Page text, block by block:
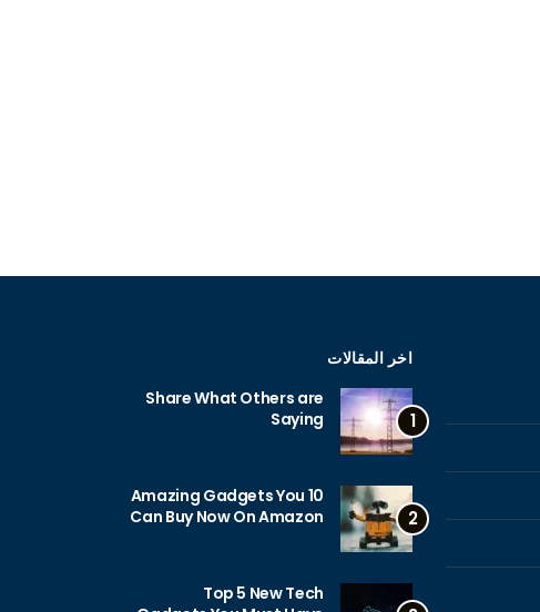
اخر المقالات
1
Share What Others are
Saying
2
10 Amazing Gadgets You
Can Buy Now On Amazon
Top 5 New Tech